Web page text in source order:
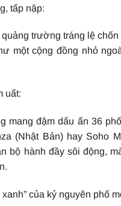
tấp nập:
trường tráng lệ
một cộng đồng nhỏ
uất:
mang đậm dấu ấn 36
(Nhật Bản) hay Soho
bộ hành đầy sôi động,
của kỷ nguyên phố